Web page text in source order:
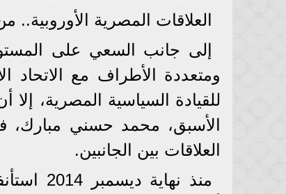
العلاقات المصرية الأوروبية..
إلى جانب السعي على
ومتعددة الأطراف مع الاتحاد
للقيادة السياسية المصرية،
العلاقات بين الجانبين.
منذ